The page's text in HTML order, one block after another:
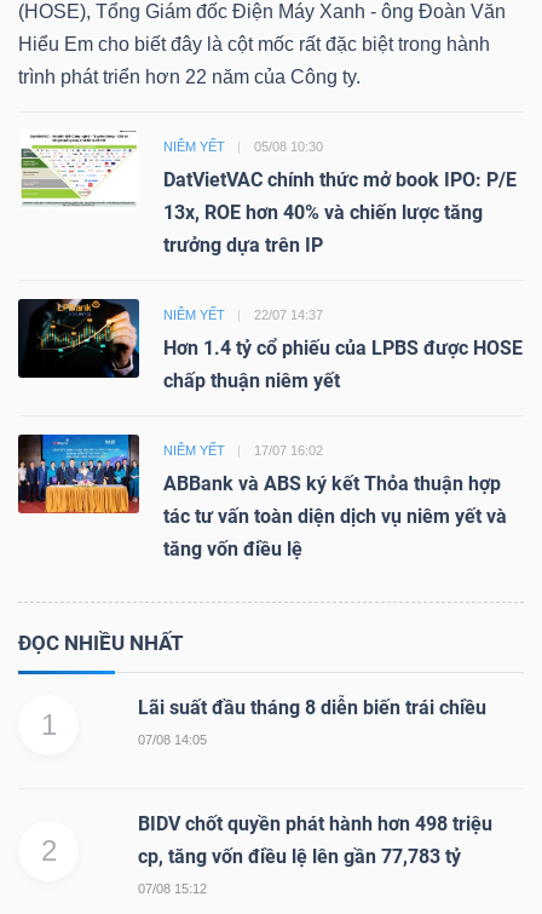
(HOSE), Tổng Giám đốc Điện Máy Xanh - ông Đoàn Văn
Hiểu Em cho biết đây là cột mốc rất đặc biệt trong hành
trình phát triển hơn 22 năm của Công ty.
NIÊM YẾT 05/08 10:30
DatVietVAC chính thức mở book IPO: P/E
13x, ROE hơn 40% và chiến lược tăng
trưởng dựa trên IP
NIÊM YẾT 22/07 14:37
Hơn 1.4 tỷ cổ phiếu của LPBS được HOSE
chấp thuận niêm yết
NIÊM YẾT 17/07 16:02
ABBank và ABS ký kết Thỏa thuận hợp
tác tư vấn toàn diện dịch vụ niêm yết và
tăng vốn điều lệ
ĐỌC NHIỀU NHẤT
1
Lãi suất đầu tháng 8 diễn biến trái chiều
07/08 14:05
2
BIDV chốt quyền phát hành hơn 498 triệu
cp, tăng vốn điều lệ lên gần 77,783 tỷ
07/08 15:12